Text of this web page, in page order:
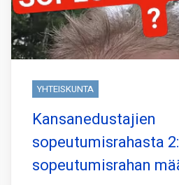
YHTEISKUNTA
Kansanedustajien
sopeutumisrahasta 2:
sopeutumisrahan